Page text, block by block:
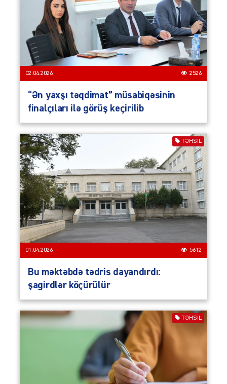
02.04.2026 2526
“Ən yaxşı təqdimat” müsabiqəsinin
finalçıları ilə görüş keçirilib
TƏHSIL
01.04.2026 5612
Bu məktəbdə tədris dayandırdı:
şagirdlər köçürülür
TƏHSIL